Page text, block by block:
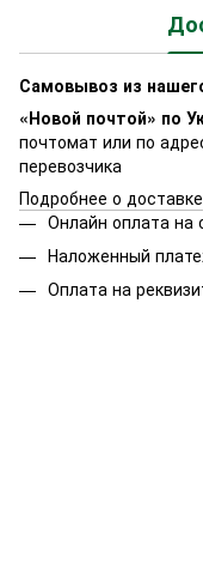
Самовывоз из
«Новой почтой» по
почтомат или по
перевозчика
Подробнее о доставке
Онлайн оплата на
Наложенный
Оплата на